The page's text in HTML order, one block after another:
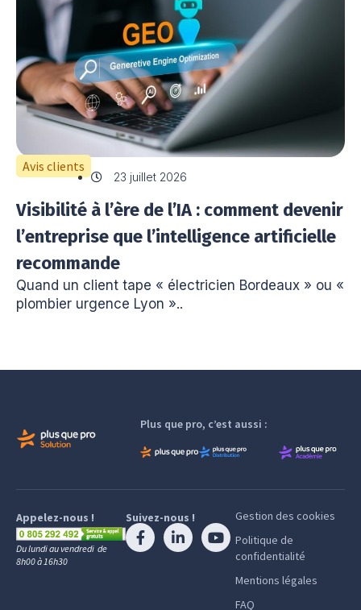
Avis clients
23 juillet 2026
Visibilité à l’ère de l’IA : comment devenir
l’entreprise que l’intelligence artificielle
recommande
Quand un client tape « électricien Bordeaux » ou «
plombier urgence Lyon »..
Plus que pro, c’est aussi :
Appelez-nous !
Du lundi au vendredi de
8h00 à 16h30
Suivez-nous !
Gestion des cookies
Politique de
confidentialité
Mentions légales
FAQ